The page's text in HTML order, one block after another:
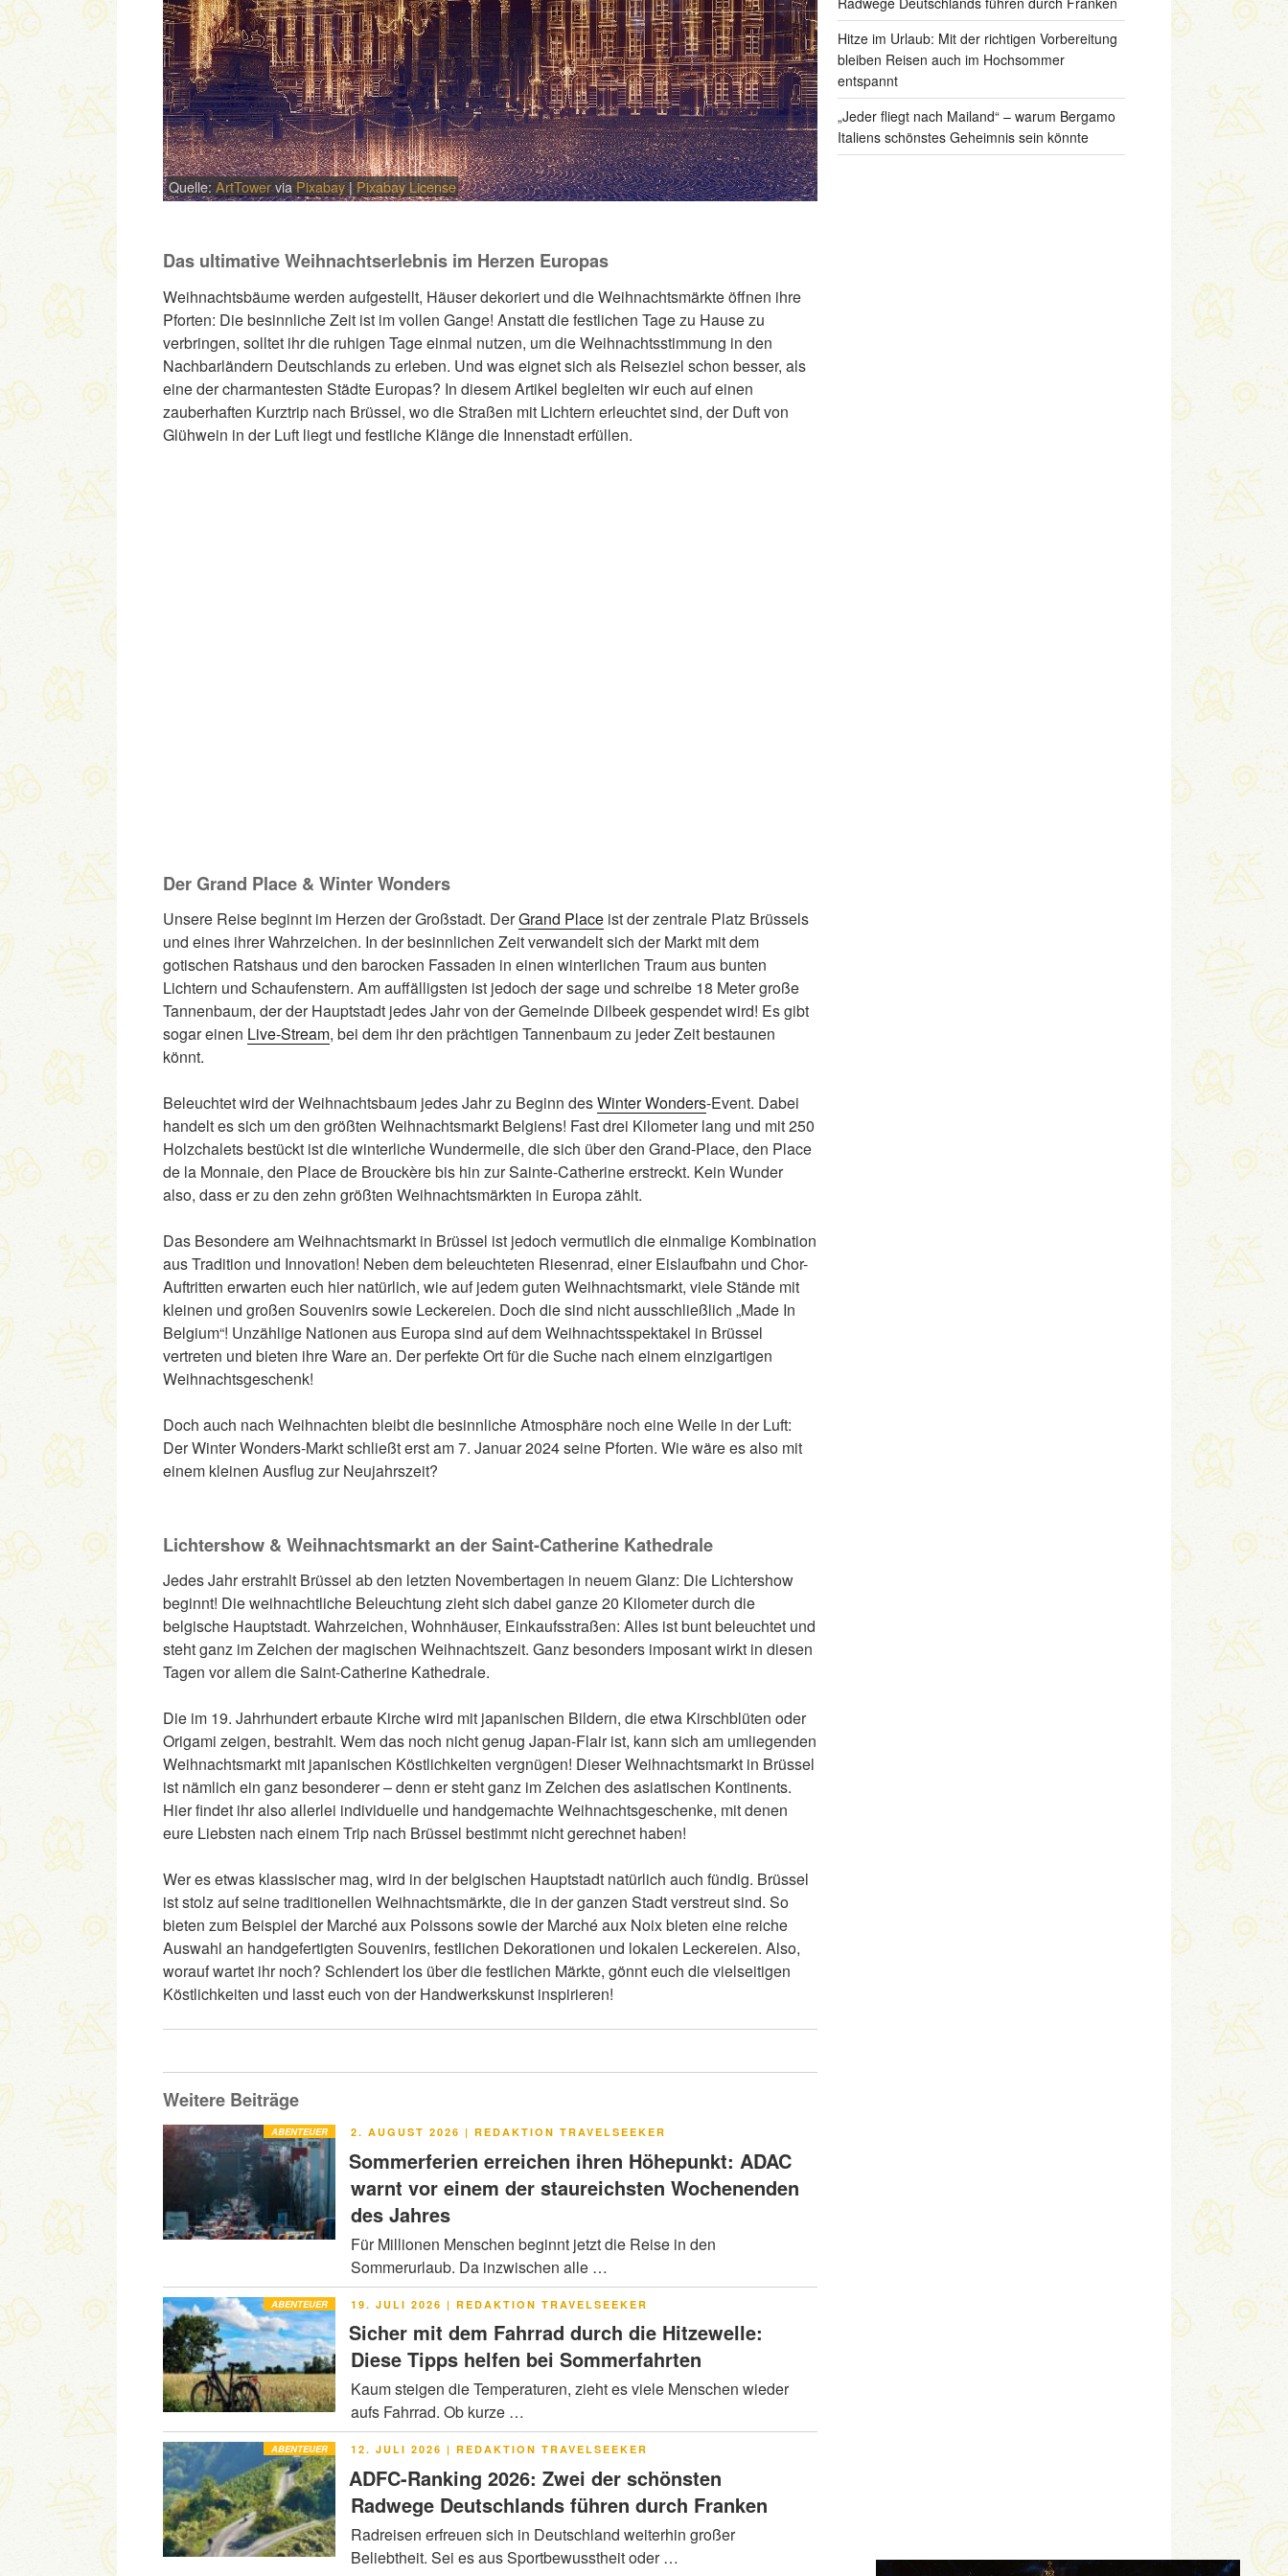
Quelle:ArtTowerviaPixabay|Pixabay License
Das ultimative Weihnachtserlebnis im Herzen Europas
Weihnachtsbäume werden aufgestellt, Häuser dekoriert und die Weihnachtsmärkte öffnen ihre
Pforten: Die besinnliche Zeit ist im vollen Gange! Anstatt die festlichen Tage zu Hause zu
verbringen, solltet ihr die ruhigen Tage einmal nutzen, um die Weihnachtsstimmung in den
Nachbarländern Deutschlands zu erleben. Und was eignet sich als Reiseziel schon besser, als
eine der charmantesten Städte Europas? In diesem Artikel begleiten wir euch auf einen
zauberhaften Kurztrip nach Brüssel, wo die Straßen mit Lichtern erleuchtet sind, der Duft von
Glühwein in der Luft liegt und festliche Klänge die Innenstadt erfüllen.
Der Grand Place & Winter Wonders
Unsere Reise beginnt im Herzen der Großstadt. DerGrand Place ist der zentrale Platz Brüssels
und eines ihrer Wahrzeichen. In der besinnlichen Zeit verwandelt sich der Markt mit dem
gotischen Ratshaus und den barocken Fassaden in einen winterlichen Traum aus bunten
Lichtern und Schaufenstern. Am auffälligsten ist jedoch der sage und schreibe 18 Meter große
Tannenbaum, der der Hauptstadt jedes Jahr von der Gemeinde Dilbeek gespendet wird! Es gibt
sogar einen Live-Stream, bei dem ihr den prächtigen Tannenbaum zu jeder Zeit bestaunen
könnt.
Beleuchtet wird der Weihnachtsbaum jedes Jahr zu Beginn desWinter Wonders-Event. Dabei
handelt es sich um den größten Weihnachtsmarkt Belgiens! Fast drei Kilometer lang und mit 250
Holzchalets bestückt ist die winterliche Wundermeile, die sich über den Grand-Place, den Place
de la Monnaie, den Place de Brouckère bis hin zur Sainte-Catherine erstreckt. Kein Wunder
also, dass er zu den zehn größten Weihnachtsmärkten in Europa zählt.
Das Besondere am Weihnachtsmarkt in Brüssel ist jedoch vermutlich die einmalige Kombination
aus Tradition und Innovation! Neben dem beleuchteten Riesenrad, einer Eislaufbahn und Chor-
Auftritten erwarten euch hier natürlich, wie auf jedem guten Weihnachtsmarkt, viele Stände mit
kleinen und großen Souvenirs sowie Leckereien. Doch die sind nicht ausschließlich „Made In
Belgium“! Unzählige Nationen aus Europa sind auf dem Weihnachtsspektakel in Brüssel
vertreten und bieten ihre Ware an. Der perfekte Ort für die Suche nach einem einzigartigen
Weihnachtsgeschenk!
Doch auch nach Weihnachten bleibt die besinnliche Atmosphäre noch eine Weile in der Luft:
Der Winter Wonders-Markt schließt erst am 7. Januar 2024 seine Pforten. Wie wäre es also mit
einem kleinen Ausflug zur Neujahrszeit?
Lichtershow & Weihnachtsmarkt an der Saint-Catherine Kathedrale
Jedes Jahr erstrahlt Brüssel ab den letzten Novembertagen in neuem Glanz: Die Lichtershow
beginnt! Die weihnachtliche Beleuchtung zieht sich dabei ganze 20 Kilometer durch die
belgische Hauptstadt. Wahrzeichen, Wohnhäuser, Einkaufsstraßen: Alles ist bunt beleuchtet und
steht ganz im Zeichen der magischen Weihnachtszeit. Ganz besonders imposant wirkt in diesen
Tagen vor allem die Saint-Catherine Kathedrale.
Die im 19. Jahrhundert erbaute Kirche wird mit japanischen Bildern, die etwa Kirschblüten oder
Origami zeigen, bestrahlt. Wem das noch nicht genug Japan-Flair ist, kann sich am umliegenden
Weihnachtsmarkt mit japanischen Köstlichkeiten vergnügen! Dieser Weihnachtsmarkt in Brüssel
ist nämlich ein ganz besonderer – denn er steht ganz im Zeichen des asiatischen Kontinents.
Hier findet ihr also allerlei individuelle und handgemachte Weihnachtsgeschenke, mit denen
eure Liebsten nach einem Trip nach Brüssel bestimmt nicht gerechnet haben!
Wer es etwas klassischer mag, wird in der belgischen Hauptstadt natürlich auch fündig. Brüssel
ist stolz auf seine traditionellen Weihnachtsmärkte, die in der ganzen Stadt verstreut sind. So
bieten zum Beispiel der Marché aux Poissons sowie der Marché aux Noix bieten eine reiche
Auswahl an handgefertigten Souvenirs, festlichen Dekorationen und lokalen Leckereien. Also,
worauf wartet ihr noch? Schlendert los über die festlichen Märkte, gönnt euch die vielseitigen
Köstlichkeiten und lasst euch von der Handwerkskunst inspirieren!
Weitere Beiträge
ABENTEUER
VERÖFFENTLICHT
2. AUGUST 2026 | REDAKTION TRAVELSEEKER
Sommerferien erreichen ihren Höhepunkt: ADAC
warnt vor einem der staureichsten Wochenenden
des Jahres
Für Millionen Menschen beginnt jetzt die Reise in den
Sommerurlaub. Da inzwischen alle …
ABENTEUER
VERÖFFENTLICHT
19. JULI 2026 | REDAKTION TRAVELSEEKER
Sicher mit dem Fahrrad durch die Hitzewelle:
Diese Tipps helfen bei Sommerfahrten
Kaum steigen die Temperaturen, zieht es viele Menschen wieder
aufs Fahrrad. Ob kurze …
ABENTEUER
VERÖFFENTLICHT
12. JULI 2026 | REDAKTION TRAVELSEEKER
ADFC-Ranking 2026: Zwei der schönsten
Radwege Deutschlands führen durch Franken
Radreisen erfreuen sich in Deutschland weiterhin großer
Beliebtheit. Sei es aus Sportbewusstheit oder …
Hitze im Urlaub: Mit der richtigen Vorbereitung
bleiben Reisen auch im Hochsommer
entspannt
„Jeder fliegt nach Mailand“ – warum Bergamo
Italiens schönstes Geheimnis sein könnte